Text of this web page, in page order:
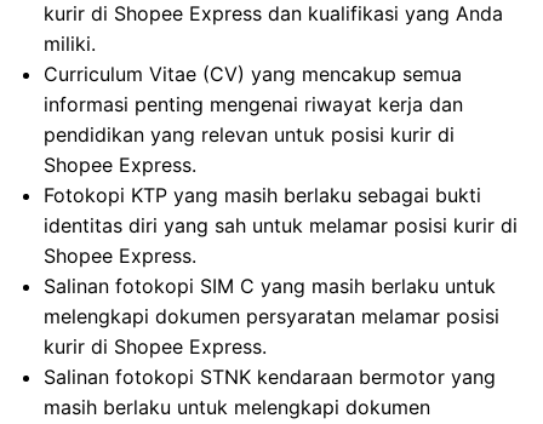
kurir di Shopee Express dan kualifikasi yang Anda
miliki.
Curriculum Vitae (CV) yang mencakup semua
informasi penting mengenai riwayat kerja dan
pendidikan yang relevan untuk posisi kurir di
Shopee Express.
Fotokopi KTP yang masih berlaku sebagai bukti
identitas diri yang sah untuk melamar posisi kurir di
Shopee Express.
Salinan fotokopi SIM C yang masih berlaku untuk
melengkapi dokumen persyaratan melamar posisi
kurir di Shopee Express.
Salinan fotokopi STNK kendaraan bermotor yang
masih berlaku untuk melengkapi dokumen